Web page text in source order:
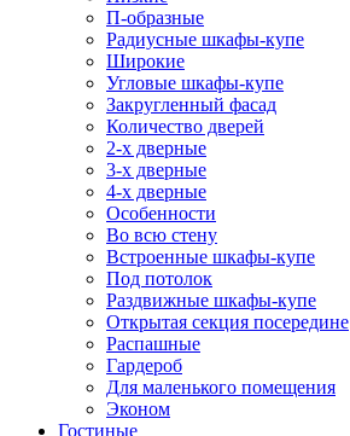
П-образные
Радиусные шкафы-купе
Широкие
Угловые шкафы-купе
Закругленный фасад
Количество дверей
2-х дверные
3-х дверные
4-х дверные
Особенности
Во всю стену
Встроенные шкафы-купе
Под потолок
Раздвижные шкафы-купе
Открытая секция посередине
Распашные
Гардероб
Для маленького помещения
Эконом
Гостиные